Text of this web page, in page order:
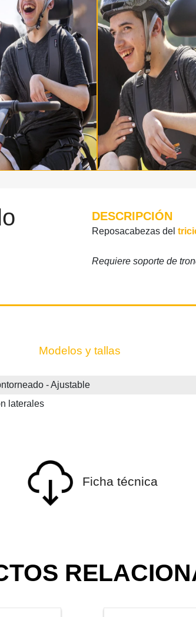
DESCRIPCIÓN
Reposacabezas del
Requiere soporte de
Modelos y tallas
- Ajustable
laterales
Ficha técnica